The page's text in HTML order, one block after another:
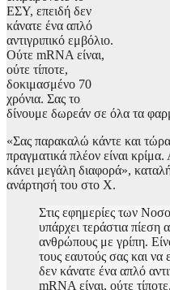
ΕΣΥ, επειδή δεν
κάνατε ένα απλό
αντιγριπικό εμβόλιο.
Ούτε mRNA είναι,
ούτε τίποτε,
δοκιμασμένο 70
χρόνια. Σας το
δίνουμε δωρεάν σε όλα τα
«Σας παρακαλώ κάντε και τώρα
πραγματικά πλέον είναι
κάνει μεγάλη διαφορά»,
ανάρτησή του στο X.
Στις εφημερίες των
υπάρχει τεράστια πίεση
ανθρώπους με γρίπη.
τους εαυτούς σας και να
δεν κάνατε ένα απλό
mRNA είναι, ούτε